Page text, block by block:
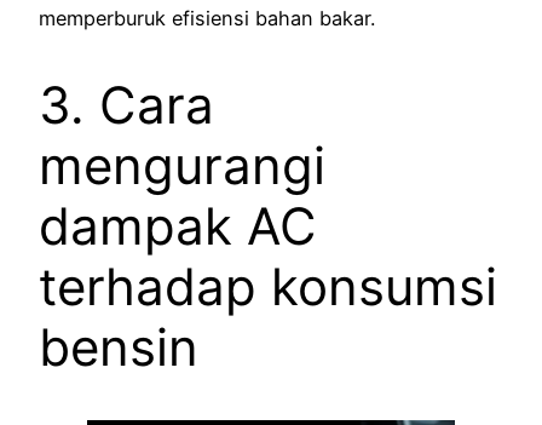
memperburuk efisiensi bahan bakar.
3. Cara
mengurangi
dampak AC
terhadap konsumsi
bensin